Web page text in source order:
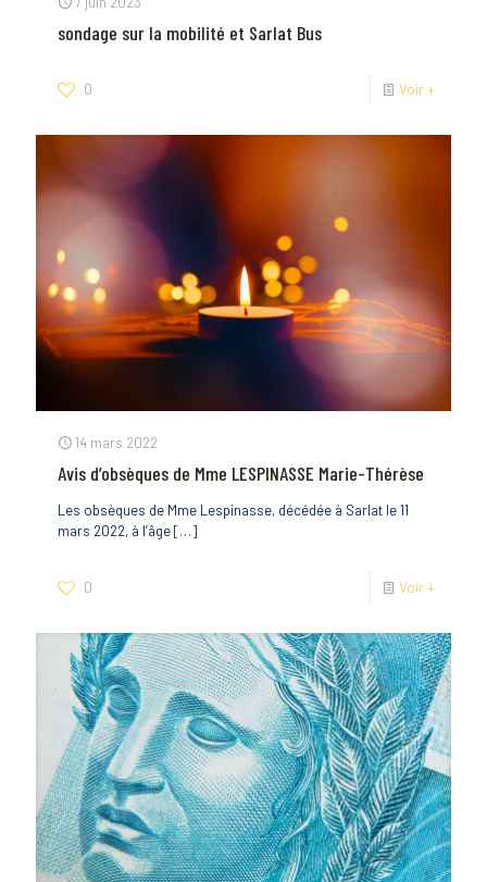
sondage sur la mobilité et Sarlat Bus
0 Voir +
14 mars 2022
Avis d’obsèques de Mme LESPINASSE Marie-Thérèse
Les obsèques de Mme Lespinasse, décédée à Sarlat le 11
mars 2022, à l’âge[…]
0 Voir +